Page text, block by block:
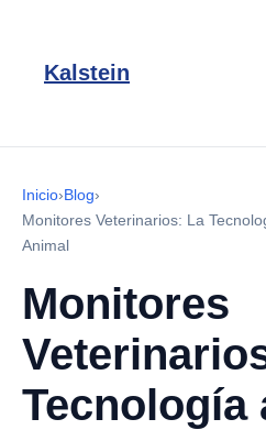
Kalstein
Inicio›Blog›
Monitores Veterinarios: La
Animal
Monitores
Tecnología